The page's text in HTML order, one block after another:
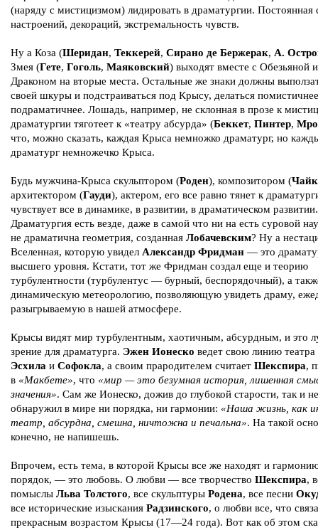
(наряду с мистицизмом) лидировать в драматургии. Постоянная
настроений, декораций, экстремальность чувств.
Ну а Коза (Шеридан, Теккерей, Сирано де Бержерак, А.
Змея (Гете, Гоголь, Маяковский) выходят вместе с Обезьяной и
Драконом на вторые места. Остальные же знаки должны
своей шкуры и подстраиваться под Крысу, делаться
подраматичнее. Лошадь, например, не склонная в прозе к
драматургии тяготеет к «театру абсурда» (Беккет, Пинтер,
что, можно сказать, каждая Крыса немножко драматург, но
драматург немножечко Крыса.
Будь мужчина-Крыса скульптором (Роден), композитором (
архитектором (Гауди), актером, его все равно тянет к
чувствует все в динамике, в развитии, в драматическом развитии.
Драматургия есть везде, даже в самой что ни на есть суровой
не драматична геометрия, созданная Лобачевским? Ну а
Вселенная, которую увидел Александр Фридман — это
высшего уровня. Кстати, тот же Фридман создал еще и теорию
турбулентности (турбулентус — бурный, беспорядочный), а
динамическую метеорологию, позволяющую увидеть драму,
разыгрываемую в нашей атмосфере.
Крысы видят мир турбулентным, хаотичным, абсурдным, и это
зрение для драматурга. Эжен Ионеско ведет свою линию театра
Эсхила и Софокла, а своим прародителем считает Шекспира,
в «Макбете», что «мир — это безумная история, лишенная
значения». Сам же Ионеско, дожив до глубокой старости, так и не
обнаружил в мире ни порядка, ни гармонии: «Наша жизнь, как
театр, абсурдна, смешна, ничтожна и печальна». На такой
конечно, не напишешь.
Впрочем, есть тема, в которой Крысы все же находят и
порядок, — это любовь. О любви — все творчество Шекспира,
помыслы Льва Толстого, все скульптуры Родена, все песни
все исторические изыскания Радзинского, о любви все, что
прекрасным возрастом Крысы (17—24 года). Вот как об этом